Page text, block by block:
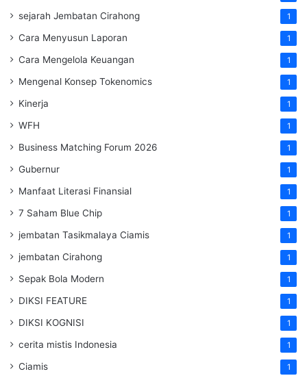
sejarah Jembatan Cirahong 1
Cara Menyusun Laporan 1
Cara Mengelola Keuangan 1
Mengenal Konsep Tokenomics 1
Kinerja 1
WFH 1
Business Matching Forum 2026 1
Gubernur 1
Manfaat Literasi Finansial 1
7 Saham Blue Chip 1
jembatan Tasikmalaya Ciamis 1
jembatan Cirahong 1
Sepak Bola Modern 1
DIKSI FEATURE 1
DIKSI KOGNISI 1
cerita mistis Indonesia 1
Ciamis 1